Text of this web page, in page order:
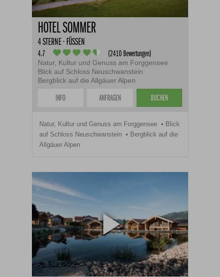
HOTEL SOMMER
4 STERNE · FÜSSEN
4.7 (2410 Bewertungen)
Natur, Kultur und Genuss am Forggensee
Blick auf Schloss Neuschwanstein
Bergblick auf die Allgäuer Alpen
INFO ANFRAGEN BUCHEN
Natur, Kultur und Genuss am Forggensee
Blick
auf Schloss Neuschwanstein
Bergblick auf die
Allgäuer Alpen